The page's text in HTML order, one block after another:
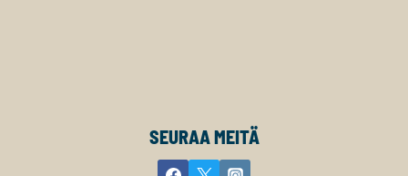
SEURAA MEITÄ